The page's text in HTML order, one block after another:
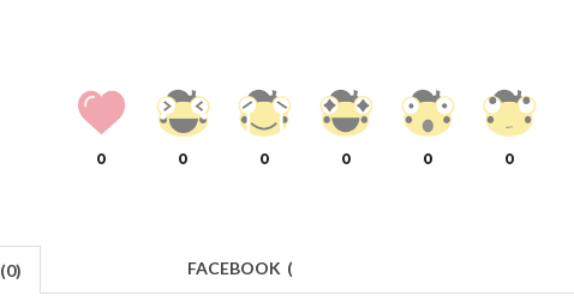
0 0 0 0 0 0
(0) FACEBOOK (